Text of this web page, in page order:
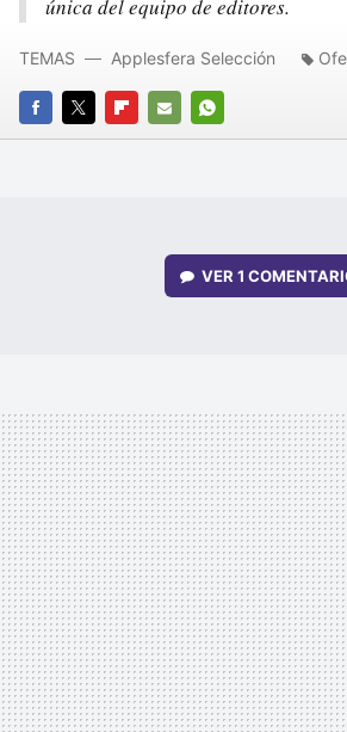
única del equipo de editores.
FACEBOOK
TWITTERFLIPBOARD
E-
WHATSAPP
TEMAS Applesfera Selección
VER 1